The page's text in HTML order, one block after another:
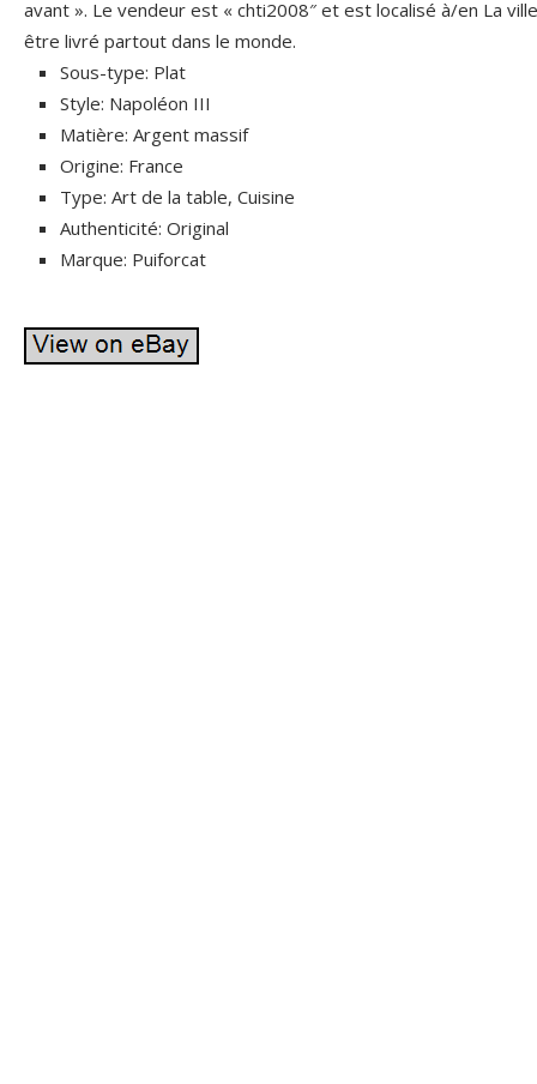
avant ». Le vendeur est « chti2008″ et est localisé à/en La
être livré partout dans le monde.
Sous-type: Plat
Style: Napoléon III
Matière: Argent massif
Origine: France
Type: Art de la table, Cuisine
Authenticité: Original
Marque: Puiforcat